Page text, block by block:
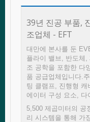
39년 진공 부품,
조업체 - EFT
대만에 본사를 둔
플라이 밸브, 반도체
조 공학을 포함한 다
품 공급업체입니다.
팅 클램프, 진행형
에이터 구성 요소,
5,500 제곱미터의 공
리 시스템을 통해 가